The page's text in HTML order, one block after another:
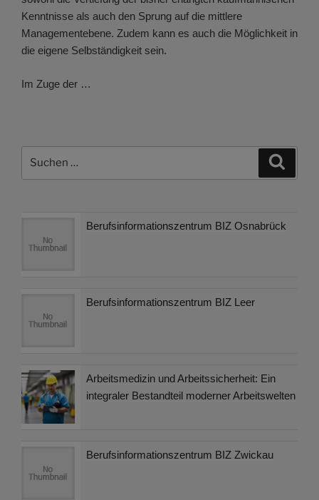
Kenntnisse als auch den Sprung auf die mittlere
Managementebene. Zudem kann es auch die Möglichkeit in
die eigene Selbständigkeit sein.
Im Zuge der …
Berufsinformationszentrum BIZ Osnabrück
Berufsinformationszentrum BIZ Leer
Arbeitsmedizin und Arbeitssicherheit: Ein
integraler Bestandteil moderner Arbeitswelten
Berufsinformationszentrum BIZ Zwickau